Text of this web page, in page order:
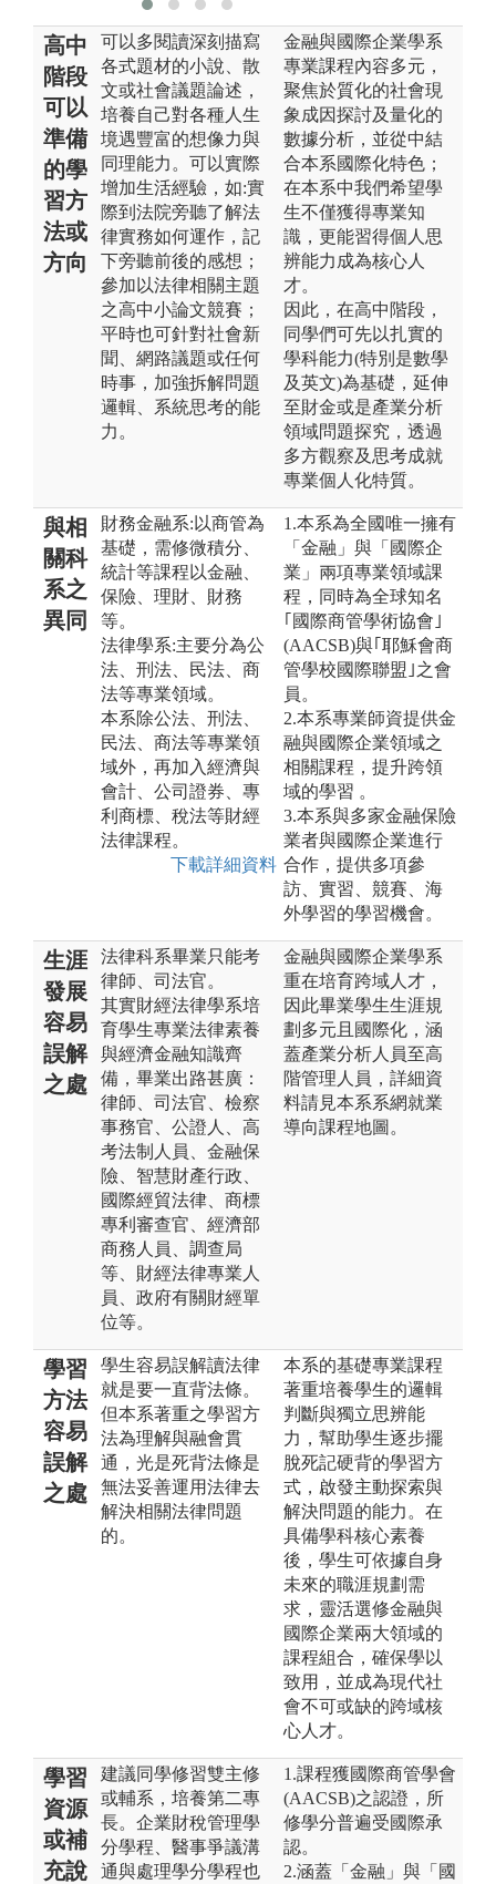
高中
階段
可以
準備
的學
習方
法或
方向
可以多閱讀深刻描寫
各式題材的小說、散
文或社會議題論述，
培養自己對各種人生
境遇豐富的想像力與
同理能力。可以實際
增加生活經驗，如:實
際到法院旁聽了解法
律實務如何運作，記
下旁聽前後的感想；
參加以法律相關主題
之高中小論文競賽；
平時也可針對社會新
聞、網路議題或任何
時事，加強拆解問題
邏輯、系統思考的能
力。
金融與國際企業學系
專業課程內容多元，
聚焦於質化的社會現
象成因探討及量化的
數據分析，並從中結
合本系國際化特色；
在本系中我們希望學
生不僅獲得專業知
識，更能習得個人思
辨能力成為核心人
才。
因此，在高中階段，
同學們可先以扎實的
學科能力(特別是數學
及英文)為基礎，延伸
至財金或是產業分析
領域問題探究，透過
多方觀察及思考成就
專業個人化特質。
與相
關科
系之
異同
財務金融系:以商管為
基礎，需修微積分、
統計等課程以金融、
保險、理財、財務
等。
法律學系:主要分為公
法、刑法、民法、商
法等專業領域。
本系除公法、刑法、
民法、商法等專業領
域外，再加入經濟與
會計、公司證券、專
利商標、稅法等財經
法律課程。
下載詳細資料
1.本系為全國唯一擁有
「金融」與「國際企
業」兩項專業領域課
程，同時為全球知名
｢國際商管學術協會｣
(AACSB)與｢耶穌會商
管學校國際聯盟｣之會
員。
2.本系專業師資提供金
融與國際企業領域之
相關課程，提升跨領
域的學習 。
3.本系與多家金融保險
業者與國際企業進行
合作，提供多項參
訪、實習、競賽、海
外學習的學習機會。
生涯
發展
容易
誤解
之處
法律科系畢業只能考
律師、司法官。
其實財經法律學系培
育學生專業法律素養
與經濟金融知識齊
備，畢業出路甚廣：
律師、司法官、檢察
事務官、公證人、高
考法制人員、金融保
險、智慧財產行政、
國際經貿法律、商標
專利審查官、經濟部
商務人員、調查局
等、財經法律專業人
員、政府有關財經單
位等。
金融與國際企業學系
重在培育跨域人才，
因此畢業學生生涯規
劃多元且國際化，涵
蓋產業分析人員至高
階管理人員，詳細資
料請見本系系網就業
導向課程地圖。
學習
方法
容易
誤解
之處
學生容易誤解讀法律
就是要一直背法條。
但本系著重之學習方
法為理解與融會貫
通，光是死背法條是
無法妥善運用法律去
解決相關法律問題
的。
本系的基礎專業課程
著重培養學生的邏輯
判斷與獨立思辨能
力，幫助學生逐步擺
脫死記硬背的學習方
式，啟發主動探索與
解決問題的能力。在
具備學科核心素養
後，學生可依據自身
未來的職涯規劃需
求，靈活選修金融與
國際企業兩大領域的
課程組合，確保學以
致用，並成為現代社
會不可或缺的跨域核
心人才。
學習
資源
或補
充說
建議同學修習雙主修
或輔系，培養第二專
長。企業財稅管理學
分學程、醫事爭議溝
通與處理學分學程也
1.課程獲國際商管學會
(AACSB)之認證，所
修學分普遍受國際承
認。
2.涵蓋「金融」與「國